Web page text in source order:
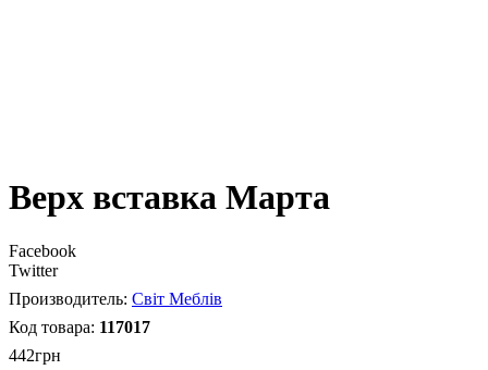
Верх вставка Марта
Facebook
Twitter
Світ Меблів
117017
442грн